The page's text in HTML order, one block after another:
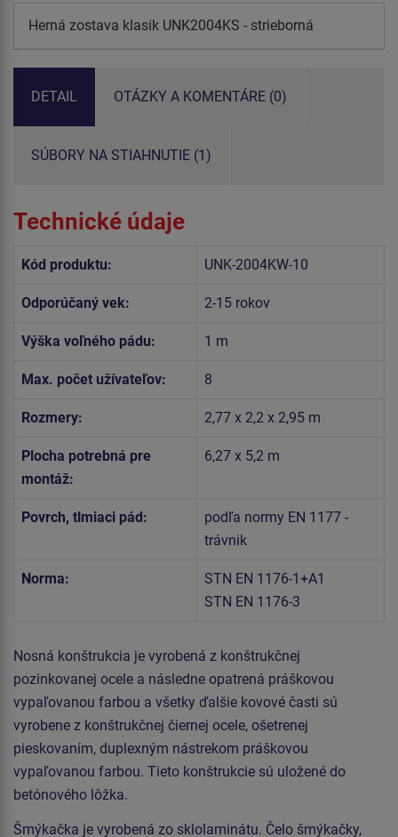
Herná zostava klasik UNK2004KS - strieborná
DETAIL OTÁZKY A KOMENTÁRE (0)
SÚBORY NA STIAHNUTIE (1)
Technické údaje
Kód produktu: UNK-2004KW-10
Odporúčaný vek: 2-15 rokov
Výška voľného pádu: 1 m
Max. počet užívateľov: 8
Rozmery: 2,77 x 2,2 x 2,95 m
Plocha potrebná pre
montáž:
6,27 x 5,2 m
Povrch, tlmiaci pád:
podľa normy EN 1177 -
trávnik
Norma:
STN EN 1176-1+A1
STN EN 1176-3
Nosná konštrukcia je vyrobená z konštrukčnej
pozinkovanej ocele a následne opatrená práškovou
vypaľovanou farbou a všetky ďalšie kovové časti sú
vyrobene z konštrukčnej čiernej ocele, ošetrenej
pieskovaním, duplexným nástrekom práškovou
vypaľovanou farbou. Tieto konštrukcie sú uložené do
betónového lôžka.
Šmýkačka je vyrobená zo sklolaminátu. Čelo šmýkačky,